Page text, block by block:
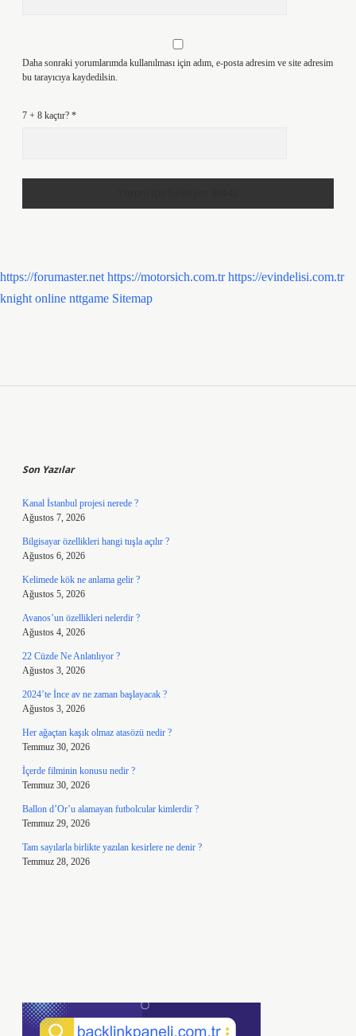
Daha sonraki yorumlarımda kullanılması için adım, e-posta adresim ve site adresim
bu tarayıcıya kaydedilsin.
7 + 8 kaçtır? *
https://forumaster.net https://motorsich.com.tr https://evindelisi.com.tr
knight online nttgame Sitemap
Son Yazılar
Kanal İstanbul projesi nerede ?
Ağustos 7, 2026
Bilgisayar özellikleri hangi tuşla açılır ?
Ağustos 6, 2026
Kelimede kök ne anlama gelir ?
Ağustos 5, 2026
Avanos’un özellikleri nelerdir ?
Ağustos 4, 2026
22 Cüzde Ne Anlatılıyor ?
Ağustos 3, 2026
2024’te İnce av ne zaman başlayacak ?
Ağustos 3, 2026
Her ağaçtan kaşık olmaz atasözü nedir ?
Temmuz 30, 2026
İçerde filminin konusu nedir ?
Temmuz 30, 2026
Ballon d’Or’u alamayan futbolcular kimlerdir ?
Temmuz 29, 2026
Tam sayılarla birlikte yazılan kesirlere ne denir ?
Temmuz 28, 2026